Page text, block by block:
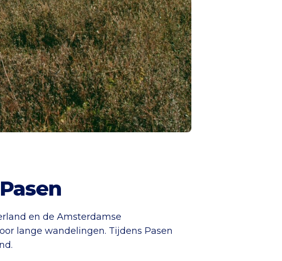
en de Amsterdamse
lange wandelingen. Tijdens Pasen